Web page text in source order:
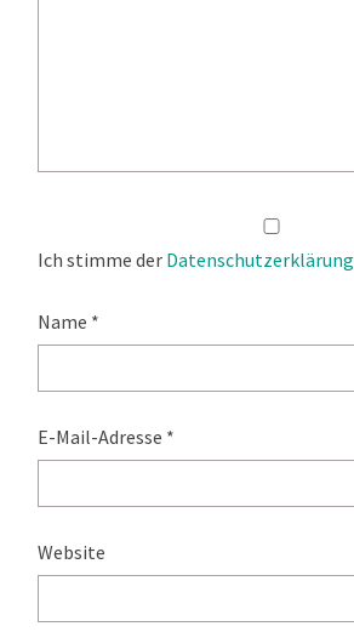
Ich stimme der Datenschutzerklärung
Name *
E-Mail-Adresse *
Website